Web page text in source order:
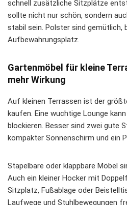
schnell zusätzliche Sitzplätze
sollte nicht nur schön, sondern
stabil sein. Polster sind gemütlich,
Aufbewahrungsplatz.
Gartenmöbel für kleine
mehr Wirkung
Auf kleinen Terrassen ist der
kaufen. Eine wuchtige Lounge
blockieren. Besser sind zwei gute
kompakter Sonnenschirm und ein
Stapelbare oder klappbare Möbel
Auch ein kleiner Hocker mit
Sitzplatz, Fußablage oder
Laufwege und Stuhlbewegungen